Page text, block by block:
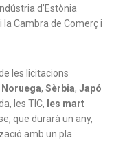
d’Estònia
i la Cambra de Comerç i
les licitacions
Noruega, Sèrbia, Japó
les TIC, les mart
que durarà un any,
amb un pla